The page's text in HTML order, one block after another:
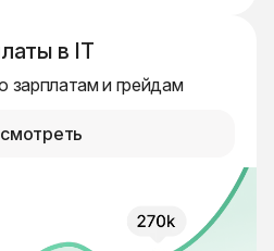
в IT
и грейдам